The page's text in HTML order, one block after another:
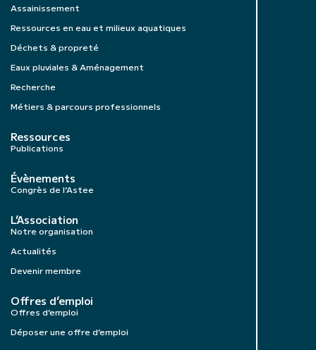
Assainissement
Ressources en eau et milieux aquatiques
Déchets & propreté
Eaux pluviales & Aménagement
Recherche
Métiers & parcours professionnels
Ressources
Publications
Évènements
Congrès de l’Astee
L’Association
Notre organisation
Actualités
Devenir membre
Offres d’emploi
Offres d’emploi
Déposer une offre d’emploi